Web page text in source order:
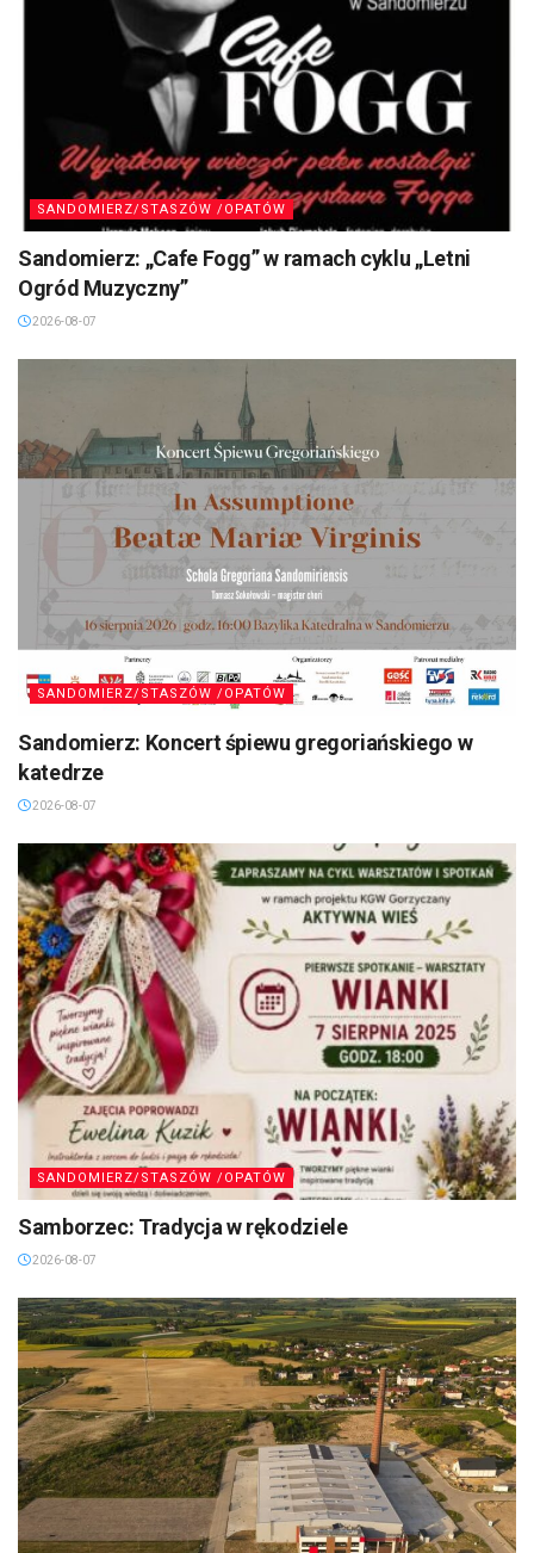
SANDOMIERZ/STASZÓW /OPATÓW
Sandomierz: „Cafe Fogg” w ramach cyklu „Letni
Ogród Muzyczny”
2026-08-07
SANDOMIERZ/STASZÓW /OPATÓW
Sandomierz: Koncert śpiewu gregoriańskiego w
katedrze
2026-08-07
SANDOMIERZ/STASZÓW /OPATÓW
Samborzec: Tradycja w rękodziele
2026-08-07